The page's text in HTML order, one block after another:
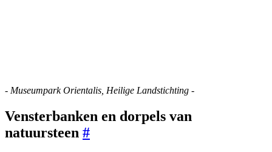
- Museumpark Orientalis, Heilige Landstichting -
Vensterbanken en dorpels van
natuursteen #